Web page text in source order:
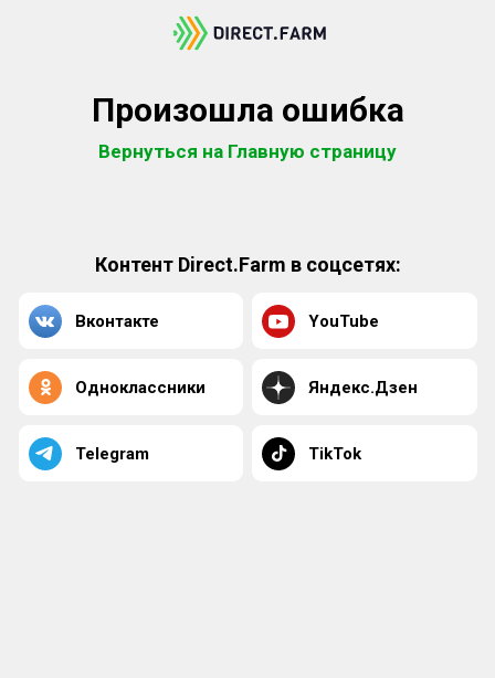
Произошла ошибка
Вернуться на Главную страницу
Контент Direct.Farm в соцсетях:
Вконтакте YouTube
Одноклассники Яндекс.Дзен
Telegram TikTok